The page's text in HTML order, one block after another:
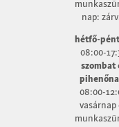
nap:
hétfő-
08:00-
szombat
08:00-
vasárnap